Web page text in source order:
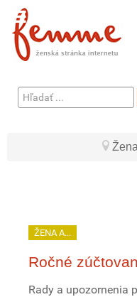
Hľadať
...
ŽENA A...
Ročné
Rady a upozornenia